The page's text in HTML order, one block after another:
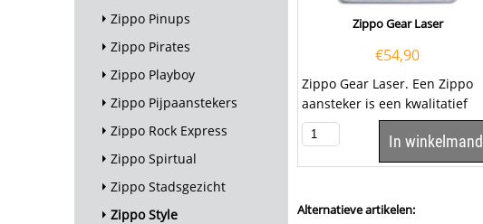
Zippo Pinups
Zippo Pirates
Zippo Playboy
Zippo Pijpaanstekers
Zippo Rock Express
Zippo Spirtual
Zippo Stadsgezicht
Zippo Style
Zippo Gear Laser
€54,90
Zippo Gear Laser. Een Zippo
aansteker is een kwalitatief
goede aansteker met de...
In winkelmand
Alternatieve artikelen: